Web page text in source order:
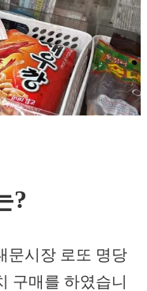
?
문시장 로또 명당
구매를 하였습니